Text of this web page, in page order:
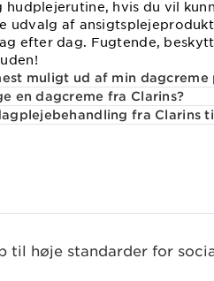
hudplejerutine, hvis du vil
udvalg af
efter dag. Fugtende,
muligt ud af min dagcreme
en dagcreme fra Clarins?
fra Clarins
til høje standarder for